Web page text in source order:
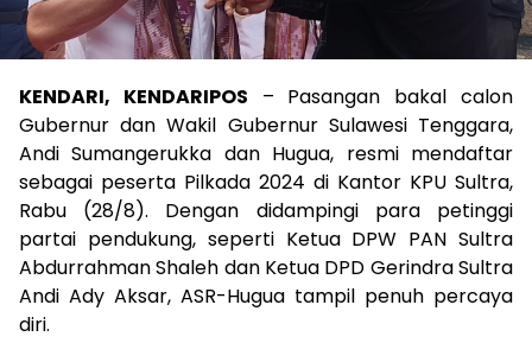
KENDARI, KENDARIPOS – Pasangan bakal calon
Gubernur dan Wakil Gubernur Sulawesi Tenggara,
Andi Sumangerukka dan Hugua, resmi mendaftar
sebagai peserta Pilkada 2024 di Kantor KPU Sultra,
Rabu (28/8). Dengan didampingi para petinggi
partai pendukung, seperti Ketua DPW PAN Sultra
Abdurrahman Shaleh dan Ketua DPD Gerindra Sultra
Andi Ady Aksar, ASR-Hugua tampil penuh percaya
diri.